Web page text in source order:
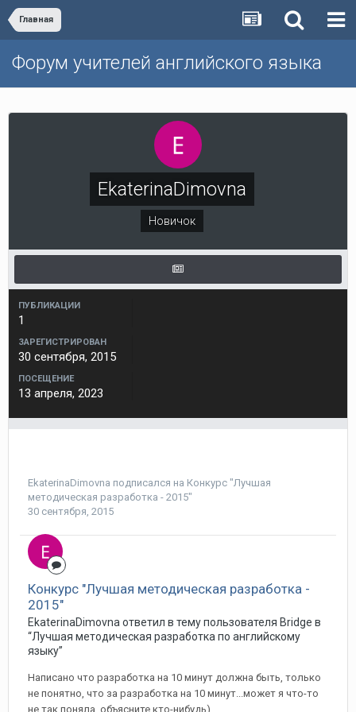
Главная
Форум учителей английского языка
EkaterinaDimovna
Новичок
ПУБЛИКАЦИИ
1
ЗАРЕГИСТРИРОВАН
30 сентября, 2015
ПОСЕЩЕНИЕ
13 апреля, 2023
EkaterinaDimovna подписался на Конкурс "Лучшая
методическая разработка - 2015"
30 сентября, 2015
Конкурс "Лучшая методическая разработка -
2015"
EkaterinaDimovna ответил в тему пользователя Bridge в
“Лучшая методическая разработка по английскому
языку”
Написано что разработка на 10 минут должна быть, только
не понятно, что за разработка на 10 минут...может я что-то
не так поняла, объясните кто-нибудь)